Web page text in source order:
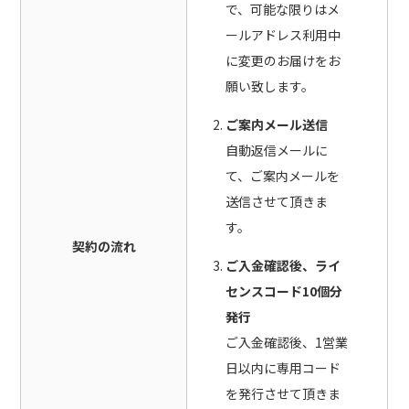
契約の流れ
で、可能な限りはメ
ールアドレス利用中
に変更のお届けをお
願い致します。
ご案内メール送信
自動返信メールに
て、ご案内メールを
送信させて頂きま
す。
ご入金確認後、ライ
センスコード10個分
発行
ご入金確認後、1営業
日以内に専用コード
を発行させて頂きま